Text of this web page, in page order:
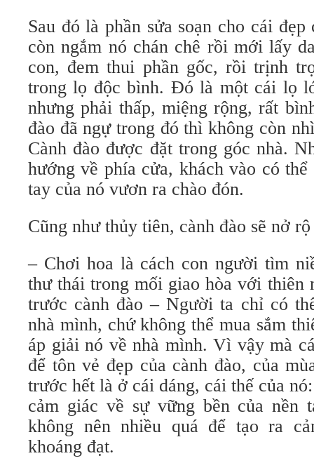
Sau đó là phần sửa soạn cho cái
còn ngắm nó chán chê rồi mới lấy
con, đem thui phần gốc, rồi trịnh
trong lọ độc bình. Ðó là một cái lọ
nhưng phải thấp, miệng rộng, rất
đào đã ngự trong đó thì không còn
Cành đào được đặt trong góc nhà.
hướng về phía cửa, khách vào có
tay của nó vươn ra chào đón.
Cũng như thủy tiên, cành đào sẽ nở
– Chơi hoa là cách con người tìm
thư thái trong mối giao hòa với thiên
trước cành đào – Người ta chỉ có
nhà mình, chứ không thể mua sắm
áp giải nó về nhà mình. Vì vậy mà
để tôn vẻ đẹp của cành đào, của
trước hết là ở cái dáng, cái thế của
cảm giác về sự vững bền của nền
không nên nhiều quá để tạo ra
khoáng đạt.